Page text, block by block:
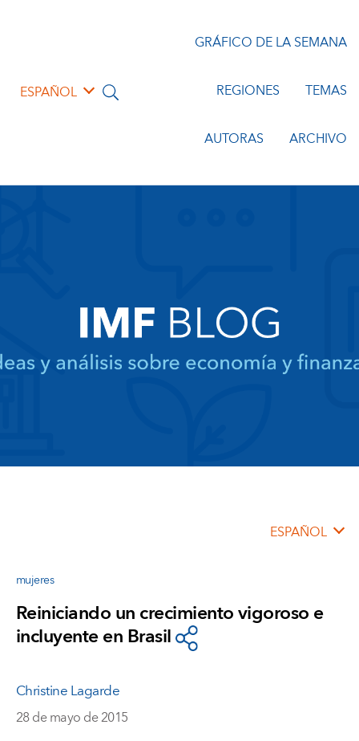
ESPAÑOL
GRÁFICO DE LA SEMANA
REGIONES TEMAS
AUTORAS ARCHIVO
ESPAÑOL
mujeres
Reiniciando un crecimiento vigoroso e
incluyente en Brasil
Christine Lagarde
28 de mayo de 2015